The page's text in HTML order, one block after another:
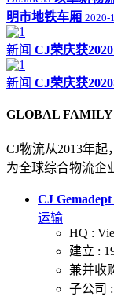
明市地铁车厢 2020-
新闻 CJ荣庆获
新闻 CJ荣庆获
GLOBAL FAMILY
CJ物流从2013年
为全球综合物流企
CJ
运输
HQ :
建立 :
兼并收
子公司 :